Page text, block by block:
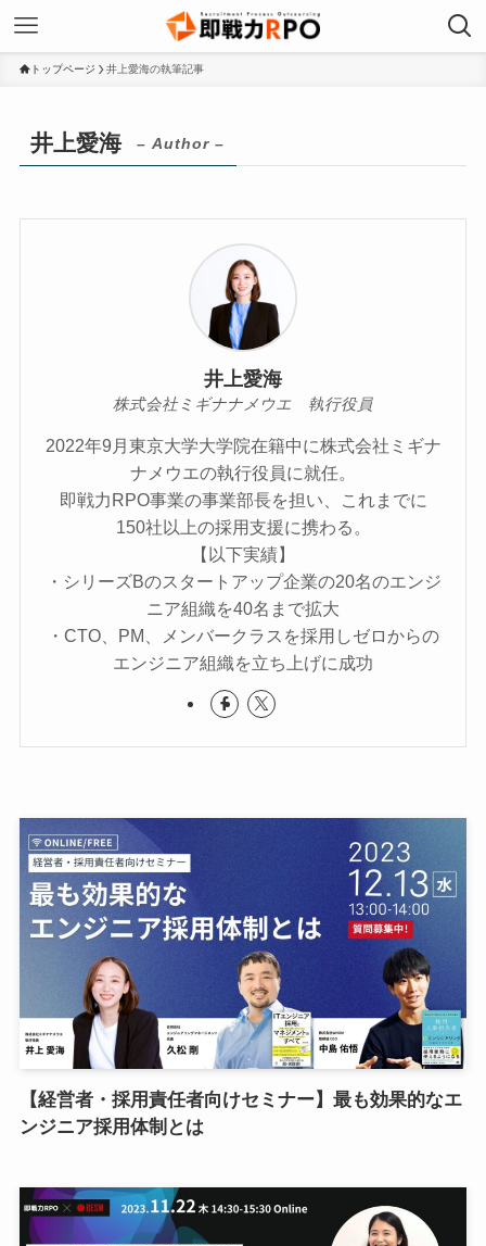
トップページ 井上愛海の執筆記事
井上愛海 – Author –
井上愛海
株式会社ミギナナメウエ 執行役員
2022年9月東京大学大学院在籍中に株式会社ミギナ
ナメウエの執行役員に就任。
即戦力RPO事業の事業部長を担い、これまでに
150社以上の採用支援に携わる。
【以下実績】
・シリーズBのスタートアップ企業の20名のエンジ
ニア組織を40名まで拡大
・CTO、PM、メンバークラスを採用しゼロからの
エンジニア組織を立ち上げに成功
【経営者・採用責任者向けセミナー】最も効果的なエ
ンジニア採用体制とは